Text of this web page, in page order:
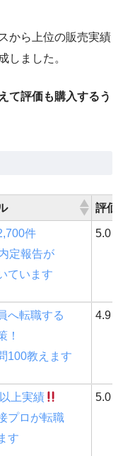
から上位の販売実績
しました。
て評価も購入するう
評価
件
定報告が
ています
5.0
へ転職する
！
100教えます
4.9
上実績
プロが転職
す
5.0